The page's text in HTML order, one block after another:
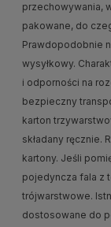
przechowywania,
pakowane, do
Prawdopodobnie
wysyłkowy.
i odporności na
bezpieczny
karton
składany ręcznie.
kartony. Jeśli
pojedyncza fala z
trójwarstwowe.
dostosowane do